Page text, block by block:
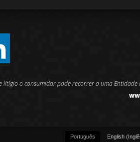
litígio o consumidor pode recorrer a uma
Português English (